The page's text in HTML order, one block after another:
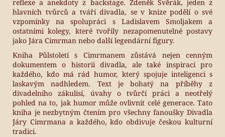
reflexe a anekdoty z backstage. Zdeněk Svěrák, jeden z
hlavních tvůrců a tváří divadla, se v knize podělí o své
vzpomínky na spolupráci s Ladislavem Smoljakem a
ostatními kolegy, které tvořily nezapomenutelné postavy
jako Jára Cimrman nebo další legendární figury.
Kniha Půlstoletí s Cimrmanem zůstává nejen cenným
dokumentem o historii divadla, ale také inspirací pro
každého, kdo má rád humor, který spojuje inteligenci s
laskavým nadhledem. Text je bohatý na příběhy z
divadelního zákulisí, úvahy o tvůrčí práci a neotřelý
pohled na to, jak humor může ovlivnit celé generace. Tato
kniha je nezbytným čtením pro všechny fanoušky Divadla
Járy Cimrmana a každého, kdo obdivuje českou kulturní
tradici.